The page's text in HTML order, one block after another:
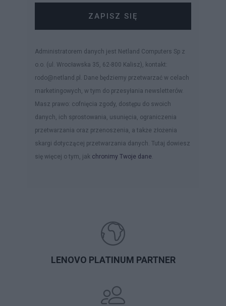
ZAPISZ SIĘ
Administratorem danych jest Netland Computers Sp z
o.o. (ul. Wrocławska 35, 62-800 Kalisz), kontakt:
rodo@netland.pl. Dane będziemy przetwarzać w celach
marketingowych, w tym do przesyłania newsletterów.
Masz prawo: cofnięcia zgody, dostępu do swoich
danych, ich sprostowania, usunięcia, ograniczenia
przetwarzania oraz przenoszenia, a także złożenia
skargi dotyczącej przetwarzania danych. Tutaj dowiesz
się więcej o tym, jak chronimy Twoje dane.
LENOVO PLATINUM PARTNER